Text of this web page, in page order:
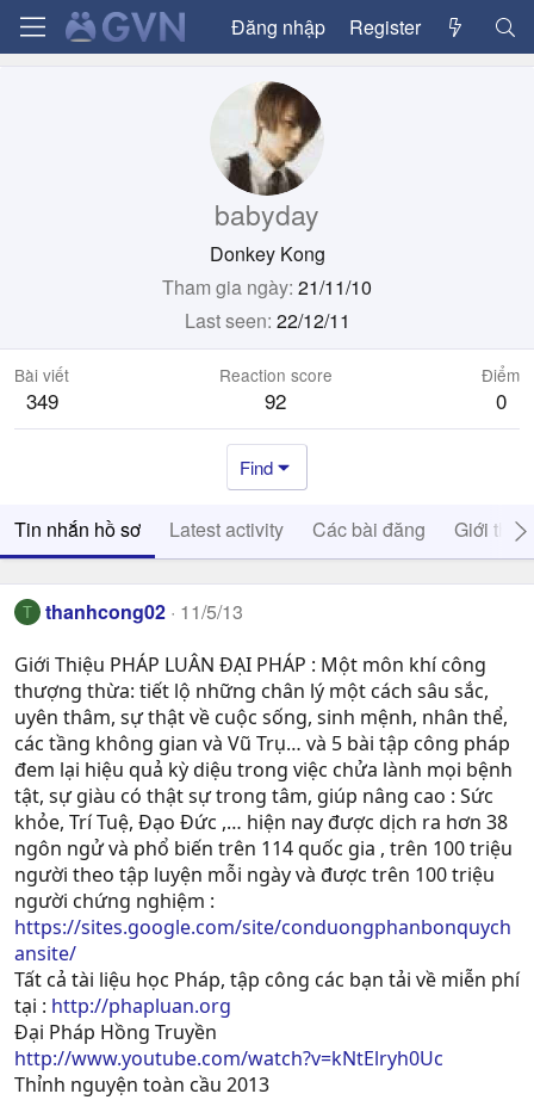
Đăng nhập Register
babyday
Donkey Kong
Tham gia ngày 21/11/10
Last seen 22/12/11
Bài viết
349
Reaction score
92
Điểm
0
Find
Tin nhắn hồ sơ Latest activity Các bài đăng Giới thiệu
T thanhcong02 11/5/13
Giới Thiệu PHÁP LUÂN ĐẠI PHÁP : Một môn khí công
thượng thừa: tiết lộ những chân lý một cách sâu sắc,
uyên thâm, sự thật về cuộc sống, sinh mệnh, nhân thể,
các tầng không gian và Vũ Trụ… và 5 bài tập công pháp
đem lại hiệu quả kỳ diệu trong việc chửa lành mọi bệnh
tật, sự giàu có thật sự trong tâm, giúp nâng cao : Sức
khỏe, Trí Tuệ, Ðạo Ðức ,… hiện nay được dịch ra hơn 38
ngôn ngử và phổ biến trên 114 quốc gia , trên 100 triệu
người theo tập luyện mỗi ngày và được trên 100 triệu
người chứng nghiệm :
https://sites.google.com/site/conduongphanbonquych
ansite/
Tất cả tài liệu học Pháp, tập công các bạn tải về miễn phí
tại : http://phapluan.org
Đại Pháp Hồng Truyền
http://www.youtube.com/watch?v=kNtElryh0Uc
Thỉnh nguyện toàn cầu 2013